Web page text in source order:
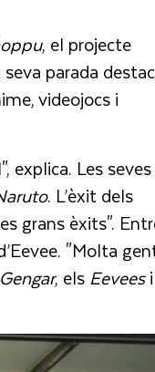
, el projecte
parada
videojocs i
explica. Les seves
. L’èxit dels
grans èxits".
"Molta
Gengar, els Eeveesi